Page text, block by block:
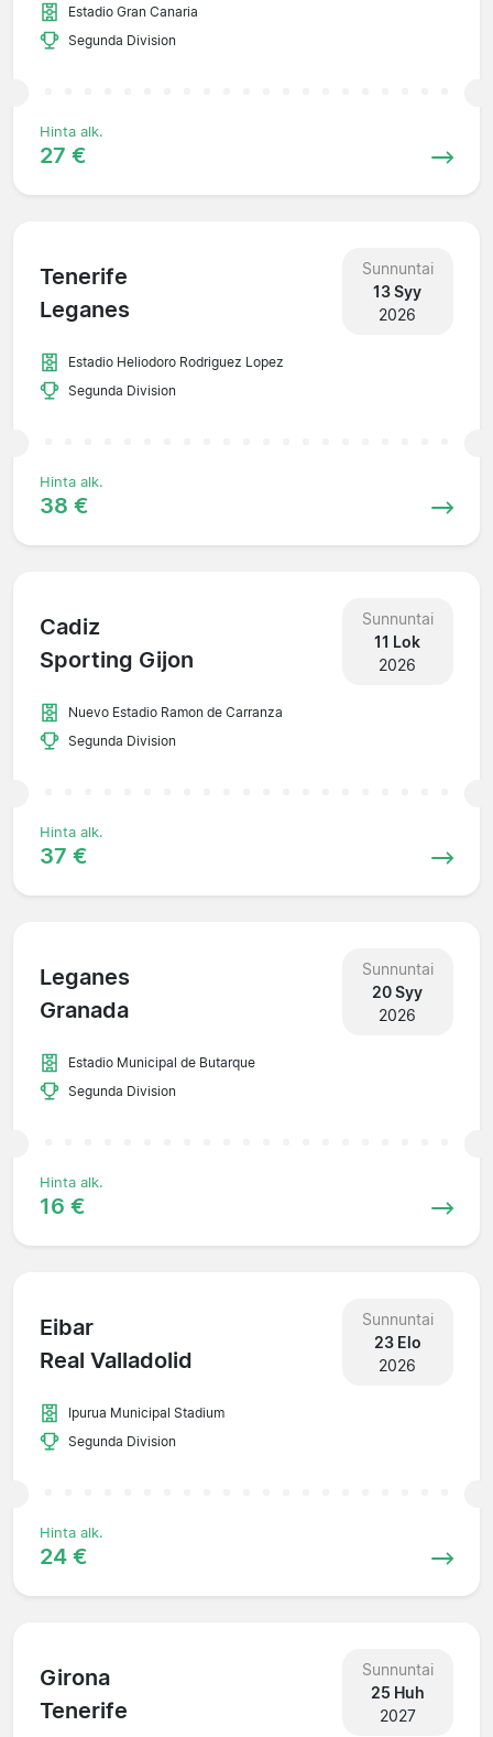
Estadio Gran Canaria
Segunda Division
Hinta alk.
27 €
Tenerife
Leganes
Sunnuntai
13 Syy
2026
Estadio Heliodoro Rodriguez Lopez
Segunda Division
Hinta alk.
38 €
Cadiz
Sporting Gijon
Sunnuntai
11 Lok
2026
Nuevo Estadio Ramon de Carranza
Segunda Division
Hinta alk.
37 €
Leganes
Granada
Sunnuntai
20 Syy
2026
Estadio Municipal de Butarque
Segunda Division
Hinta alk.
16 €
Eibar
Real Valladolid
Sunnuntai
23 Elo
2026
Ipurua Municipal Stadium
Segunda Division
Hinta alk.
24 €
Girona
Tenerife
Sunnuntai
25 Huh
2027